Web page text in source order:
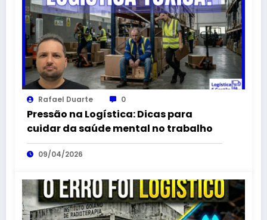
Rafael Duarte 0
Pressão na Logística: Dicas para
cuidar da saúde mental no trabalho
09/04/2026